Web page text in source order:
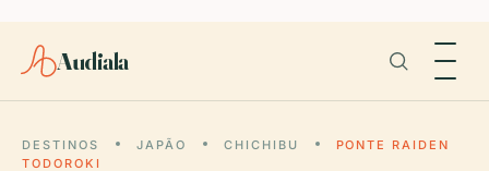
Audiala
DESTINOS JAPÃO CHICHIBU
PONTE RAIDEN
TODOROKI